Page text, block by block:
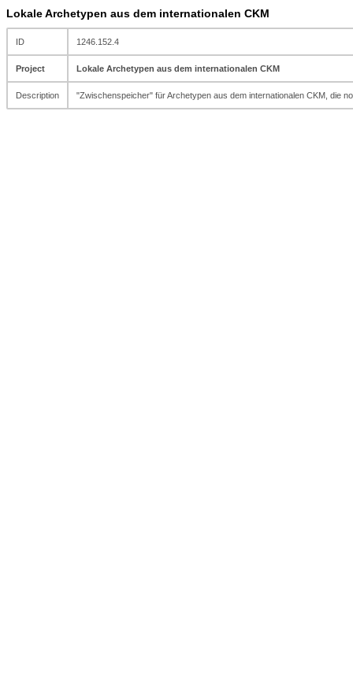
Lokale Archetypen aus dem internationalen CKM
ID 1246.152.4
Project Lokale Archetypen aus dem internationalen CKM
Description "Zwischenspeicher" für Archetypen aus dem internationalen CKM, die